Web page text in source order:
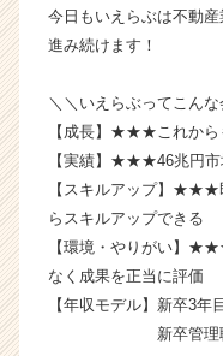
リ
h
e
r
C
a
r
e
e
今日もいえらぶは不動
進み続けます！
＼＼いえらぶってこん
【成長】★★★これから
【実績】★★★46兆円市
【スキルアップ】★★★
らスキルアップできる
【環境・やりがい】
なく成果を正当に評価
【年収モデル】新卒3
新卒管理職：月